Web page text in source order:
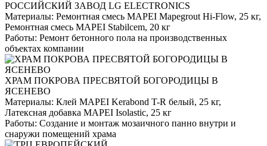
РОССИЙСКИЙ ЗАВОД LG ELECTRONICS
Материалы: Ремонтная смесь MAPEI Mapegrout Hi-Flow, 25 кг,
Ремонтная смесь MAPEI Stabilcem, 20 кг
Работы: Ремонт бетонного пола на производственных
объектах компании
ХРАМ ПОКРОВА ПРЕСВЯТОЙ БОГОРОДИЦЫ В
ЯСЕНЕВО
Материалы: Клей MAPEI Kerabond T-R белый, 25 кг,
Латексная добавка MAPEI Isolastic, 25 кг
Работы: Создание и монтаж мозаичного панно внутри и
снаружи помещений храма